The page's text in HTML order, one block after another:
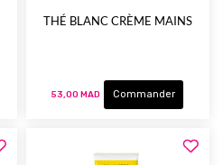
THÉ BLANC CRÈME MAINS
53,00 MAD Commander